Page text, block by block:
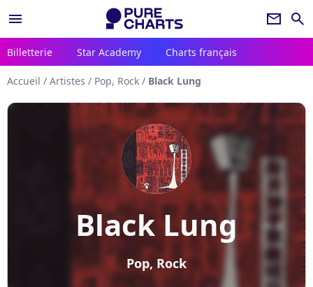
menu newsletter search
Billetterie Star Academy Charts français
Accueil / Artistes / Pop, Rock / Black Lung
Black Lung
Pop, Rock